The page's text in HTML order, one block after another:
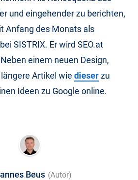
und eingehender zu berichten,
Anfang des Monats als
SISTRIX. Er wird SEO.at
einem neuen Design,
Artikel wie dieserzu
Ideen zu Google online.
Beus (Autor)